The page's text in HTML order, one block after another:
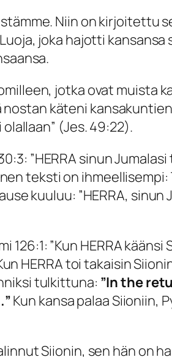
Niin on kirjoitettu
joka hajotti
jotka ovat muista
nostan käteni
” (Jes. 49:22).
”HERRA sinun
teksti on ihmeellisempi:
kuuluu: ”HERRA,
126:1: ”Kun HERRA
HERRA toi takaisin
tulkittuna: ”In the
”Kun kansa palaa Siioniin,
Siionin, sen hän on